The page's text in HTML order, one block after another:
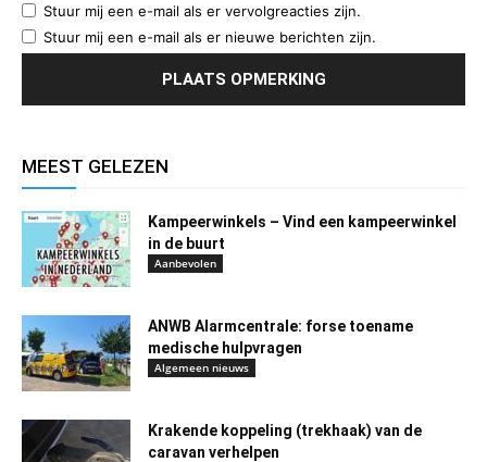
Stuur mij een e-mail als er vervolgreacties zijn.
Stuur mij een e-mail als er nieuwe berichten zijn.
MEEST GELEZEN
Kampeerwinkels – Vind een kampeerwinkel
in de buurt
Aanbevolen
ANWB Alarmcentrale: forse toename
medische hulpvragen
Algemeen nieuws
Krakende koppeling (trekhaak) van de
caravan verhelpen